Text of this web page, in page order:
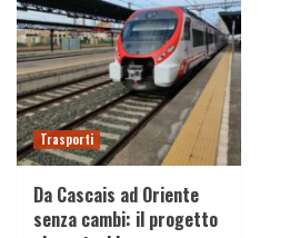
Trasporti
Da Cascais ad Oriente
senza cambi: il progetto